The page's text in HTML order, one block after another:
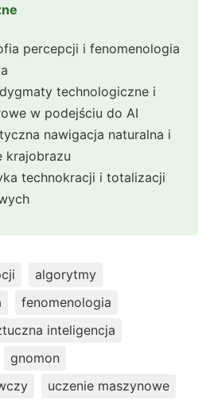
percepcji i fenomenologia
technologiczne i
w podejściu do AI
nawigacja naturalna i
krajobrazu
technokracji i totalizacji
algorytmy
fenomenologia
inteligencja
gnomon
uczenie maszynowe